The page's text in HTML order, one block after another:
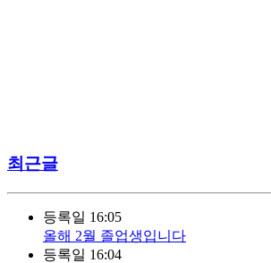
최근글
등록일 16:05
올해 2월 졸업생입니다
등록일 16:04